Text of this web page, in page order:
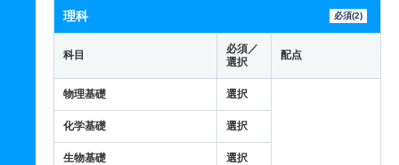
理科 必須(2)
科目
必須／
選択
配点
物理基礎 選択
化学基礎 選択
生物基礎 選択